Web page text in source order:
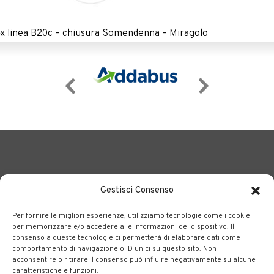
Gestisci Consenso
Per fornire le migliori esperienze, utilizziamo tecnologie come i cookie
per memorizzare e/o accedere alle informazioni del dispositivo. Il
consenso a queste tecnologie ci permetterà di elaborare dati come il
comportamento di navigazione o ID unici su questo sito. Non
acconsentire o ritirare il consenso può influire negativamente su alcune
caratteristiche e funzioni.
« linea B20c – chiusura Somendenna – Miragolo
BERGAMO TRASPORTI portale delle tre società Consortili
dedite al trasporto pubblico locale su tutto il territorio
bergamasco.